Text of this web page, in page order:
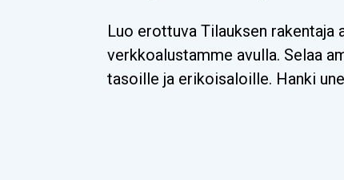
Luo erottuva Tilauksen rakentaja
verkkoalustamme avulla. Selaa
tasoille ja erikoisaloille. Hanki